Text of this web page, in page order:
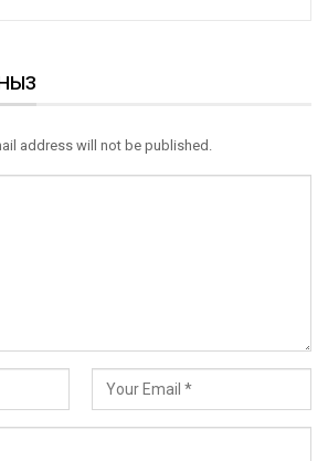
address will not be published.